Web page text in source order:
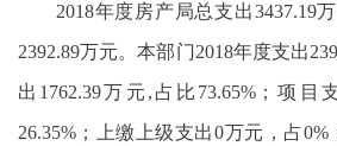
2018年度房产局总支出3437.19
2392.89万元。本部门2018年度支出
出1762.39万元,占比73.65%；项目
26.35%；上缴上级支出0万元，占